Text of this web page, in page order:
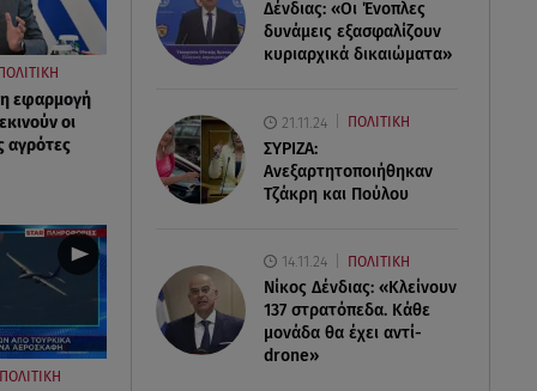
Δένδιας: «Οι Ένοπλες
δυνάμεις εξασφαλίζουν
κυριαρχικά δικαιώματα»
21.11.24 ΠΟΛΙΤΙΚΗ
ΣΥΡΙΖΑ:
Ανεξαρτητοποιήθηκαν
Τζάκρη και Πούλου
14.11.24 ΠΟΛΙΤΙΚΗ
Νίκος Δένδιας: «Κλείνουν
137 στρατόπεδα. Kάθε
μονάδα θα έχει αντί-
drone»
ΠΟΛΙΤΙΚΗ
εφαρμογή
οι
αγρότες
ΠΟΛΙΤΙΚΗ